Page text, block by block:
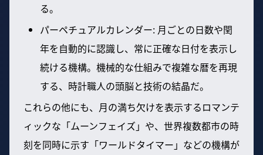
る。
パーペチュアルカレンダー: 月ごとの日数や閏
年を自動的に認識し、常に正確な日付を表示し
続ける機構。機械的な仕組みで複雑な暦を再現
する、時計職人の頭脳と技術の結晶だ。
これらの他にも、月の満ち欠けを表示するロマンテ
ィックな「ムーンフェイズ」や、世界複数都市の時
刻を同時に示す「ワールドタイマー」などの機構が